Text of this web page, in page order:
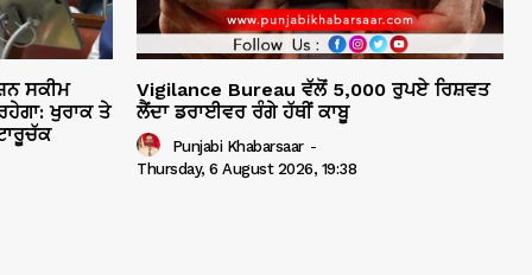
ਸਕੀਮ
ਖੁਰਾਕ ਤੇ
Vigilance Bureau ਵੱਲੋਂ 5,000 ਰੁਪਏ ਰਿਸ਼ਵਤ
ਲੈਂਦਾ ਡਰਾਈਵਰ ਰੰਗੇ ਹੱਥੀਂ ਕਾਬੂ
Punjabi Khabarsaar -
Thursday, 6 August 2026, 19:38